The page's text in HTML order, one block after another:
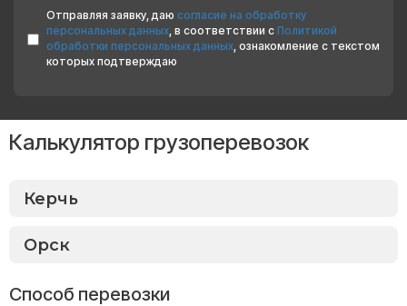
Отправляя заявку, даю согласие на обработку
персональных данных, в соответствии с Политикой
обработки персональных данных, ознакомление с текстом
которых подтверждаю
Калькулятор грузоперевозок
Способ перевозки